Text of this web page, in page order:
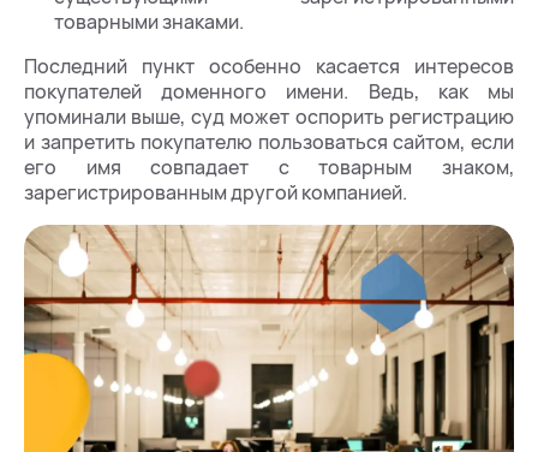
товарными знаками.
Последний пункт особенно касается интересов
покупателей доменного имени. Ведь, как мы
упоминали выше, суд может оспорить регистрацию
и запретить покупателю пользоваться сайтом, если
его имя совпадает с товарным знаком,
зарегистрированным другой компанией.